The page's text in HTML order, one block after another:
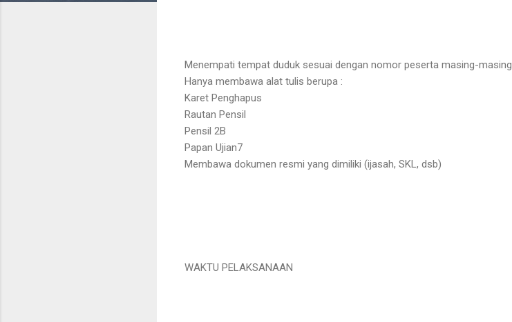
Menempati tempat duduk sesuai dengan nomor peserta masing-masing
Hanya membawa alat tulis berupa :
Karet Penghapus
Rautan Pensil
Pensil 2B
Papan Ujian7
Membawa dokumen resmi yang dimiliki (ijasah, SKL, dsb)
WAKTU PELAKSANAAN